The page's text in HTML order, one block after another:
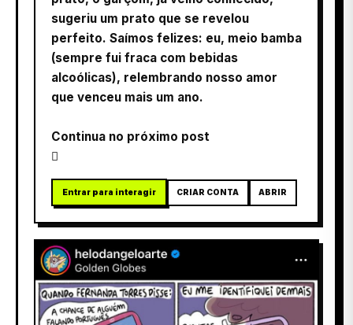
sugeriu um prato que se revelou
perfeito. Saímos felizes: eu, meio bamba
(sempre fui fraca com bebidas
alcoólicas), relembrando nosso amor
que venceu mais um ano.
Continua no próximo post

Entrar para interagir CRIAR CONTA ABRIR